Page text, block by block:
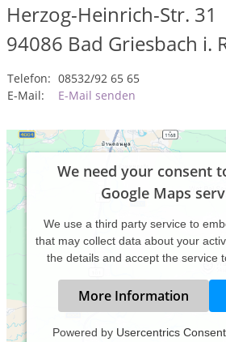
Herzog-Heinrich-Str. 31
94086 Bad Griesbach i.
Telefon: 08532/92 65 65
E-Mail:
E-Mail senden
We need your consent
Google Maps
We use a third party service to
that may collect data about your
the details and accept the service
More Information
Powered by Usercentrics